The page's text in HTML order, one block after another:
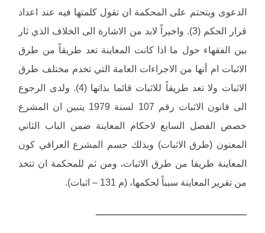
الدعوى ويتحتم على المحكمة ان تقول كلمتها فيه عند اعداد
قرار الحكم (3). واخيراً لابد من الاشارة الى الخلاف الذي ثار
بين الفقهاء حول ما اذا كانت المعاينة تعد طريقاً من طرق
الاثبات ام أنها من الاجراءات العامة التي تخدم مختلف طرق
الاثبات ولا تعد طريقاً للاثبات قائما بذاتها (4). ولدى الرجوع
الى قانون الاثبات رقم 107 لسنة 1979 يتبين ان المشرع
خصص الفصل السابع لاحكام المعاينة ضمن الباب الثاني
المعنون (طرق الاثبات) وبذلك حسم المشرع العراقي كون
المعاينة طريقا من طرق الاثبات، ومن ثم للمحكمة ان تتخذ
من تقرير المعاينة سبباً لحكمها، (م 131 – اثبات).
ـــــــــــــــــــــــــــــــــــــــــــــــــــ